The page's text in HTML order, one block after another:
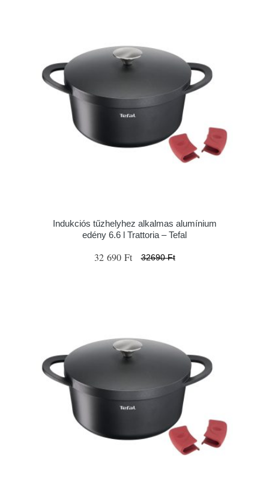
Indukciós tűzhelyhez alkalmas alumínium
edény 6.6 l Trattoria – Tefal
32 690 Ft 32690 Ft